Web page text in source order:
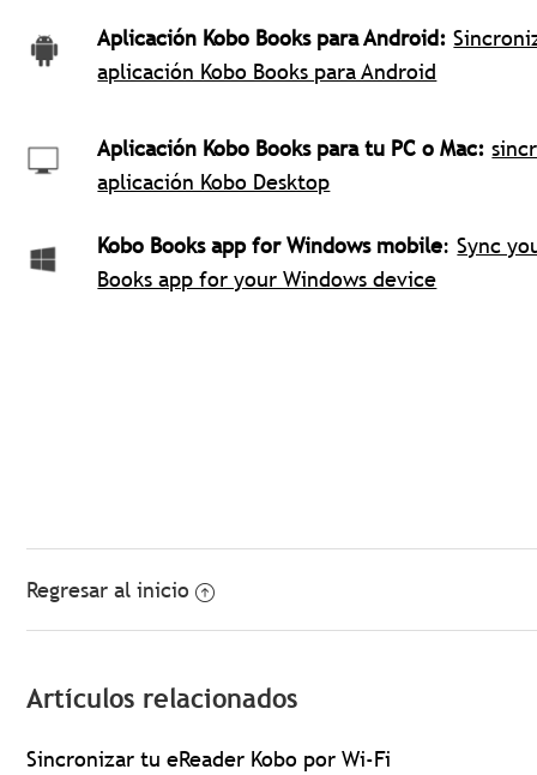
Aplicación Kobo Books para Android:
aplicación Kobo Books para Android
Aplicación Kobo Books para tu PC o Mac:
aplicación Kobo Desktop
Kobo Books app for Windows mobile:Sync
Books app for your Windows device
Regresar al inicio
Artículos relacionados
Sincronizar tu eReader Kobo por Wi-Fi